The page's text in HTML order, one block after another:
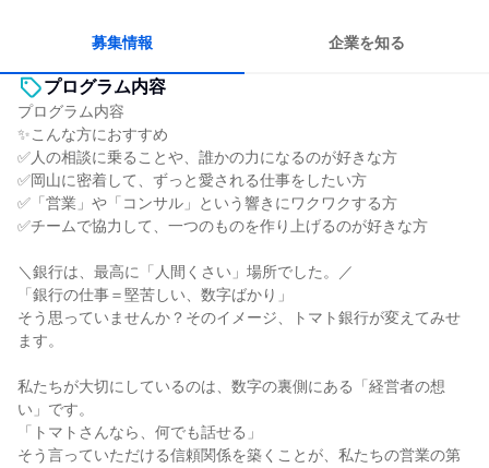
募集情報 企業を知る
プログラム内容
プログラム内容
✨こんな方におすすめ
✅人の相談に乗ることや、誰かの力になるのが好きな方
✅岡山に密着して、ずっと愛される仕事をしたい方
✅「営業」や「コンサル」という響きにワクワクする方
✅チームで協力して、一つのものを作り上げるのが好きな方
＼銀行は、最高に「人間くさい」場所でした。／
「銀行の仕事＝堅苦しい、数字ばかり」
そう思っていませんか？そのイメージ、トマト銀行が変えてみせ
ます。
私たちが大切にしているのは、数字の裏側にある「経営者の想
い」です。
「トマトさんなら、何でも話せる」
そう言っていただける信頼関係を築くことが、私たちの営業の第